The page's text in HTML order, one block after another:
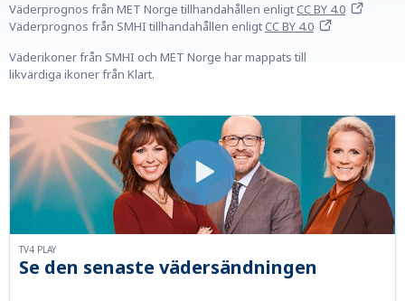
Väderprognos från MET Norge tillhandahållen enligtCC BY 4.0
Väderprognos från SMHI tillhandahållen enligtCC BY 4.0
Väderikoner från SMHI och MET Norge har mappats till
likvärdiga ikoner från Klart.
Se den senaste vädersändningen
TV4 PLAY